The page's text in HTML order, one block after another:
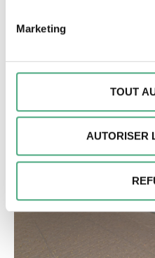
Identifier votre
pour en relever les
Pour en savoir plus sur le
personnelles et définir vos
votre consentement à tout
déclaration sur les cookies.
contenu et les annonces,
spéciales et pour analyser
Nous pouvons également
votre utilisation de notre
médias sociaux, de
Marketing
TOUT
AUTORISER
Ohne Titel